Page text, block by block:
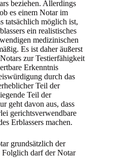
beziehen. Allerdings
es einem Notar im
tatsächlich möglich ist,
ein realistisches
medizinischen
Es ist daher äußerst
zur Testierfähigkeit
Erkenntnis
durch das
Teil der
Teil der
geht davon aus, dass
gerichtsverwendbare
Erblassers machen.
grundsätzlich der
darf der Notar